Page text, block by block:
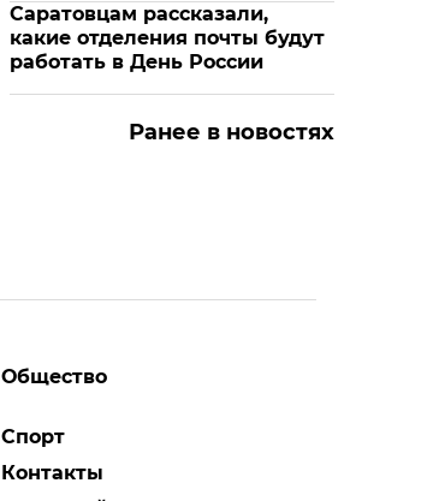
Саратовцам рассказали,
какие отделения почты будут
работать в День России
Ранее в новостях
Общество
Спорт
Контакты